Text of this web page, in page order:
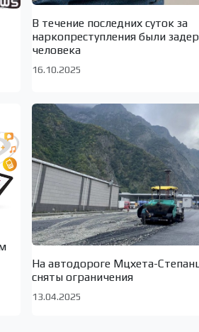
В течение последних суток за
наркопреступления были
человека
16.10.2025
На автодороге Мцхета-
сняты ограничения
13.04.2025